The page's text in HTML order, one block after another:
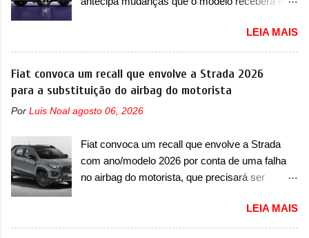
arredondadas. Além do Gol, outro Volkswagen
versão hatchback do Logus que chegava
depois de um ano de atraso. A invasão de 1994
foi marcava pelos franceses, alemães,
japoneses e coreanos que chegaram
arrancando corações em nosso mercado. Os
vendas em 1994 foram o Renault R19 que
vinha em 3 versões de carroceria, sendo duas
do hatch e o sedan, a famosa Kia Besta, o Vol...
apresentar na China as primeiras mudanças
para o Z20, um misto de hatch com SUV que é
vendido no mercado chinês desde o
lançamento, em 2024. Agora, o modelo passará
por sua primeira mudança visual e também
mudará de nome. Vendido na Europa como 02
vendido na China apenas como ‘20’. Junto das
mudanças visuais, a marca confirmou que ele
pode ser um dos primeiros produtos da
Chamado de ’16 em 1’, também chamado de
Thunder, ele apresenta uma melhoria de
LEIA MAIS
Fiat convoca um recall que envolve a Strada 2026
para a substituição do airbag do motorista
Por Luis Noal agosto 06, 2026
Fiat convoca um recall que envolve a Strada
com ano/modelo 2026 por conta de uma falha
no airbag do motorista, que precisará ser
de outubro de 2025 que envolve os proprietários
da Strada no Brasil. O chamado envolve
LEIA MAIS